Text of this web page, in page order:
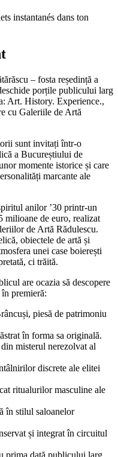
instantanés dans ton
– fosta reședință a
porțile publicului larg
Art. History. Experience.,
cu Galeriile de Artă
sunt invitați într-o
a Bucureștiului de
momente istorice și care
marcante ale
anilor ’30 printr-un
milioane de euro, realizat
de Artă Rădulescu.
obiectele de artă și
unei case boierești
ci trăită.
are ocazia să descopere
premieră:
piesă de patrimoniu
în forma sa originală.
misterul nerezolvat al
discrete ale elitei
ritualurilor masculine ale
în stilul saloanelor
și integrat în circuitul
prima dată publicului larg.